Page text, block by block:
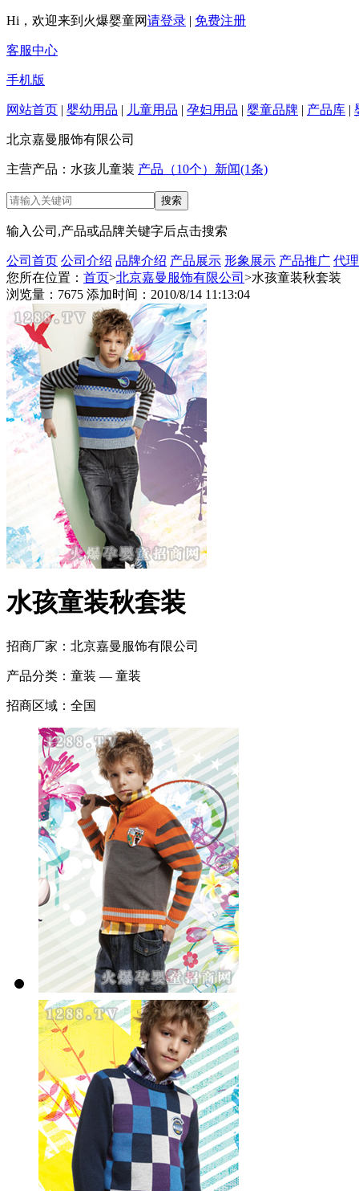
Hi，欢迎来到火爆婴童网请登录 | 免费注册
客服中心
手机版
网站首页 | 婴幼用品 | 儿童用品 | 孕妇用品 | 婴童品牌 | 产品库 |
北京嘉曼服饰有限公司
主营产品：水孩儿童装 产品（10个） 新闻(1条)
输入公司,产品或品牌关键字后点击搜索
公司首页 公司介绍 品牌介绍 产品展示 形象展示 产品推广 代
您所在位置： 首页>北京嘉曼服饰有限公司 >水孩童装秋套装
浏览量：7675 添加时间：2010/8/14 11:13:04
水孩童装秋套装
招商厂家： 北京嘉曼服饰有限公司
产品分类： 童装 — 童装
招商区域： 全国